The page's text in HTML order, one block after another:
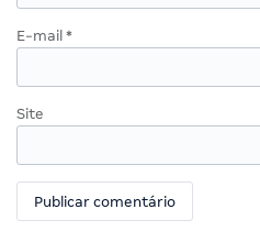
E-mail *
Site